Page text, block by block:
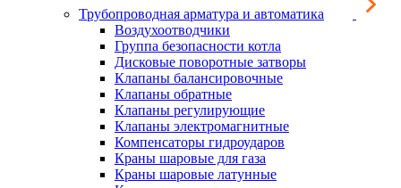
Трубопроводная арматура и автоматика
Воздухоотводчики
Группа безопасности котла
Дисковые поворотные затворы
Клапаны балансировочные
Клапаны обратные
Клапаны регулирующие
Клапаны электромагнитные
Компенсаторы гидроударов
Краны шаровые для газа
Краны шаровые латунные